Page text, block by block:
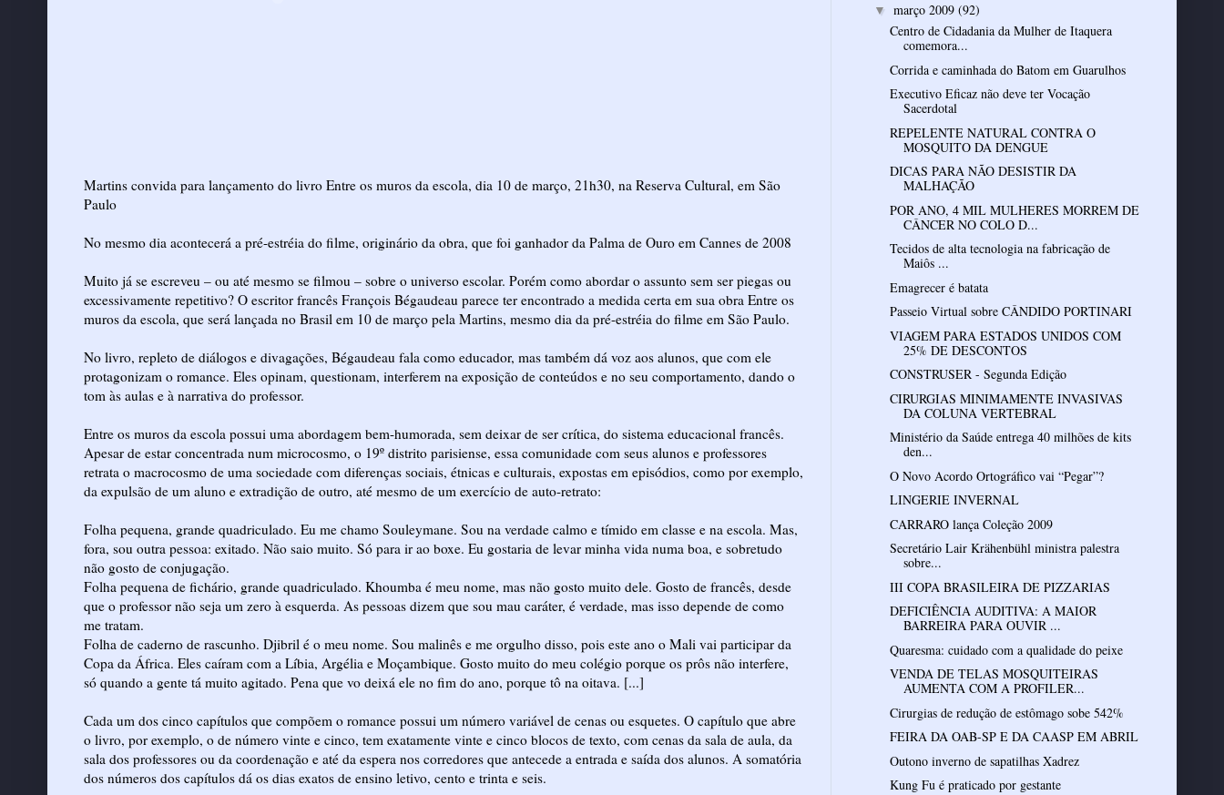
Martins convida para lançamento do livro Entre os muros da escola, dia 10 de março, 21h30, na Reserva Cultural, em São
Paulo
No mesmo dia acontecerá a pré-estréia do filme, originário da obra, que foi ganhador da Palma de Ouro em Cannes de 2008
Muito já se escreveu – ou até mesmo se filmou – sobre o universo escolar. Porém como abordar o assunto sem ser piegas ou
excessivamente repetitivo? O escritor francês François Bégaudeau parece ter encontrado a medida certa em sua obra Entre os
muros da escola, que será lançada no Brasil em 10 de março pela Martins, mesmo dia da pré-estréia do filme em São Paulo.
No livro, repleto de diálogos e divagações, Bégaudeau fala como educador, mas também dá voz aos alunos, que com ele
protagonizam o romance. Eles opinam, questionam, interferem na exposição de conteúdos e no seu comportamento, dando o
tom às aulas e à narrativa do professor.
Entre os muros da escola possui uma abordagem bem-humorada, sem deixar de ser crítica, do sistema educacional francês.
Apesar de estar concentrada num microcosmo, o 19º distrito parisiense, essa comunidade com seus alunos e professores
retrata o macrocosmo de uma sociedade com diferenças sociais, étnicas e culturais, expostas em episódios, como por exemplo,
da expulsão de um aluno e extradição de outro, até mesmo de um exercício de auto-retrato:
Folha pequena, grande quadriculado. Eu me chamo Souleymane. Sou na verdade calmo e tímido em classe e na escola. Mas,
fora, sou outra pessoa: exitado. Não saio muito. Só para ir ao boxe. Eu gostaria de levar minha vida numa boa, e sobretudo
não gosto de conjugação.
Folha pequena de fichário, grande quadriculado. Khoumba é meu nome, mas não gosto muito dele. Gosto de francês, desde
que o professor não seja um zero à esquerda. As pessoas dizem que sou mau caráter, é verdade, mas isso depende de como
me tratam.
Folha de caderno de rascunho. Djibril é o meu nome. Sou malinês e me orgulho disso, pois este ano o Mali vai participar da
Copa da África. Eles caíram com a Líbia, Argélia e Moçambique. Gosto muito do meu colégio porque os prôs não interfere,
só quando a gente tá muito agitado. Pena que vo deixá ele no fim do ano, porque tô na oitava. [...]
Cada um dos cinco capítulos que compõem o romance possui um número variável de cenas ou esquetes. O capítulo que abre
o livro, por exemplo, o de número vinte e cinco, tem exatamente vinte e cinco blocos de texto, com cenas da sala de aula, da
sala dos professores ou da coordenação e até da espera nos corredores que antecede a entrada e saída dos alunos. A somatória
dos números dos capítulos dá os dias exatos de ensino letivo, cento e trinta e seis.
▼ março 2009 (92)
Centro de Cidadania da Mulher de Itaquera
comemora...
Corrida e caminhada do Batom em Guarulhos
Executivo Eficaz não deve ter Vocação
Sacerdotal
REPELENTE NATURAL CONTRA O
MOSQUITO DA DENGUE
DICAS PARA NÃO DESISTIR DA
MALHAÇÃO
POR ANO, 4 MIL MULHERES MORREM DE
CÂNCER NO COLO D...
Tecidos de alta tecnologia na fabricação de
Maiôs ...
Emagrecer é batata
Passeio Virtual sobre CÂNDIDO PORTINARI
VIAGEM PARA ESTADOS UNIDOS COM
25% DE DESCONTOS
CONSTRUSER - Segunda Edição
CIRURGIAS MINIMAMENTE INVASIVAS
DA COLUNA VERTEBRAL
Ministério da Saúde entrega 40 milhões de kits
den...
O Novo Acordo Ortográfico vai “Pegar”?
LINGERIE INVERNAL
CARRARO lança Coleção 2009
Secretário Lair Krähenbühl ministra palestra
sobre...
III COPA BRASILEIRA DE PIZZARIAS
DEFICIÊNCIA AUDITIVA: A MAIOR
BARREIRA PARA OUVIR ...
Quaresma: cuidado com a qualidade do peixe
VENDA DE TELAS MOSQUITEIRAS
AUMENTA COM A PROFILER...
Cirurgias de redução de estômago sobe 542%
FEIRA DA OAB-SP E DA CAASP EM ABRIL
Outono inverno de sapatilhas Xadrez
Kung Fu é praticado por gestante